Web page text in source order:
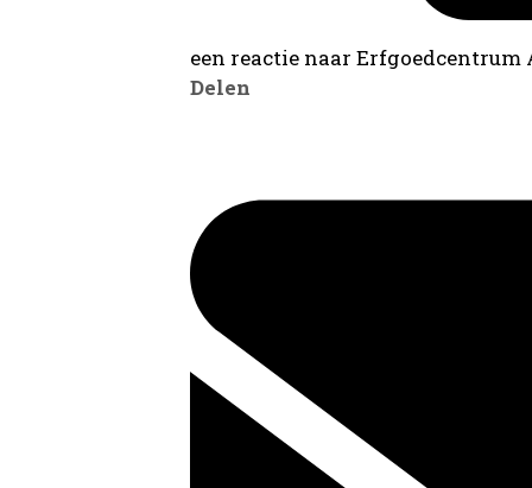
een reactie naar
Delen